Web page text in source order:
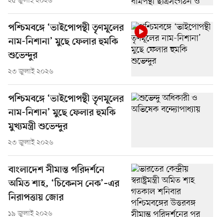
পশ্চিমবঙ্গে ‘ভাইপোপন্থী তৃণমূলের
নাম-নিশানা’ মুছে ফেলার হুমকি
শুভেন্দুর
২৩ জুলাই ২০২৬
পশ্চিমবঙ্গে ‘ভাইপোপন্থী তৃণমূলের
নাম-নিশান’ মুছে ফেলার হুমকি
মুখ্যমন্ত্রী শুভেন্দুর
২৩ জুলাই ২০২৬
বাংলাদেশ সীমান্ত পরিদর্শনে
অমিত শাহ, ‘চিকেনস নেক’–এর
নিরাপত্তায় জোর
১৯ জুলাই ২০২৬